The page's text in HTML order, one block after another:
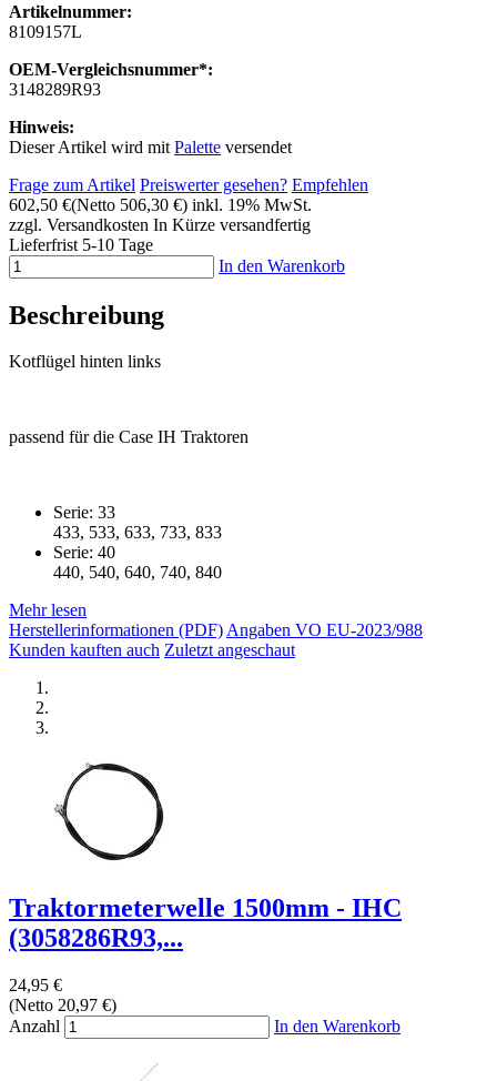
Artikelnummer:
8109157L
OEM-Vergleichsnummer*:
3148289R93
Hinweis:
Dieser Artikel wird mit Palette versendet
Frage zum Artikel Preiswerter gesehen? Empfehlen
602,50 €(Netto 506,30 €) inkl. 19% MwSt.
zzgl. Versandkosten In Kürze versandfertig
Lieferfrist 5-10 Tage
In den Warenkorb
Beschreibung
Kotflügel hinten links
passend für die Case IH Traktoren
Serie: 33
433, 533, 633, 733, 833
Serie: 40
440, 540, 640, 740, 840
Mehr lesen
Herstellerinformationen (PDF)Angaben VO EU-2023/988
Kunden kauften auch Zuletzt angeschaut
Traktormeterwelle 1500mm - IHC
(3058286R93,...
24,95 €
(Netto 20,97 €)
Anzahl
In den Warenkorb